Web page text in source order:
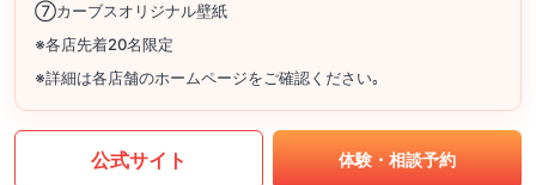
⑦カーブスオリジナル壁紙
※各店先着20名限定
※詳細は各店舗のホームページをご確認ください｡
公式サイト 体験・相談予約